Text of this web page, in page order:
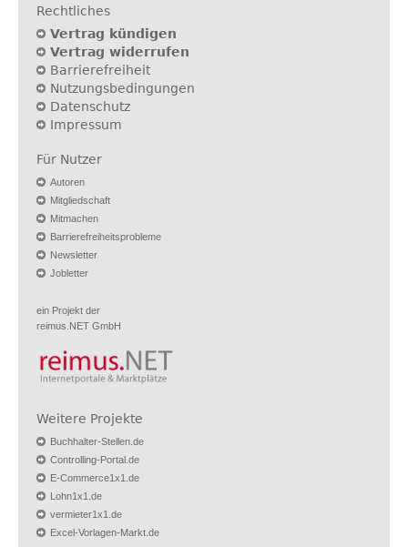
Rechtliches
Vertrag kündigen
Vertrag widerrufen
Barrierefreiheit
Nutzungsbedingungen
Datenschutz
Impressum
Für Nutzer
Autoren
Mitgliedschaft
Mitmachen
Barrierefreiheitsprobleme
Newsletter
Jobletter
ein Projekt der
reimus.NET GmbH
Weitere Projekte
Buchhalter-Stellen.de
Controlling-Portal.de
E-Commerce1x1.de
Lohn1x1.de
vermieter1x1.de
Excel-Vorlagen-Markt.de